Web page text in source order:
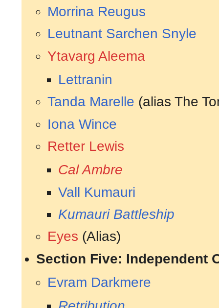
Morrina Reugus
Leutnant Sarchen Snyle
Ytavarg Aleema
Lettranin
Tanda Marelle (alias The
Iona Wince
Retter Lewis
Cal Ambre
Vall Kumauri
Kumauri Battleship
Eyes (Alias)
Section Five: Independent
Evram Darkmere